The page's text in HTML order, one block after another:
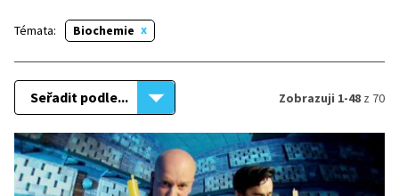
Témata: Biochemie
Seřadit podle... Zobrazuji 1-48 z 70